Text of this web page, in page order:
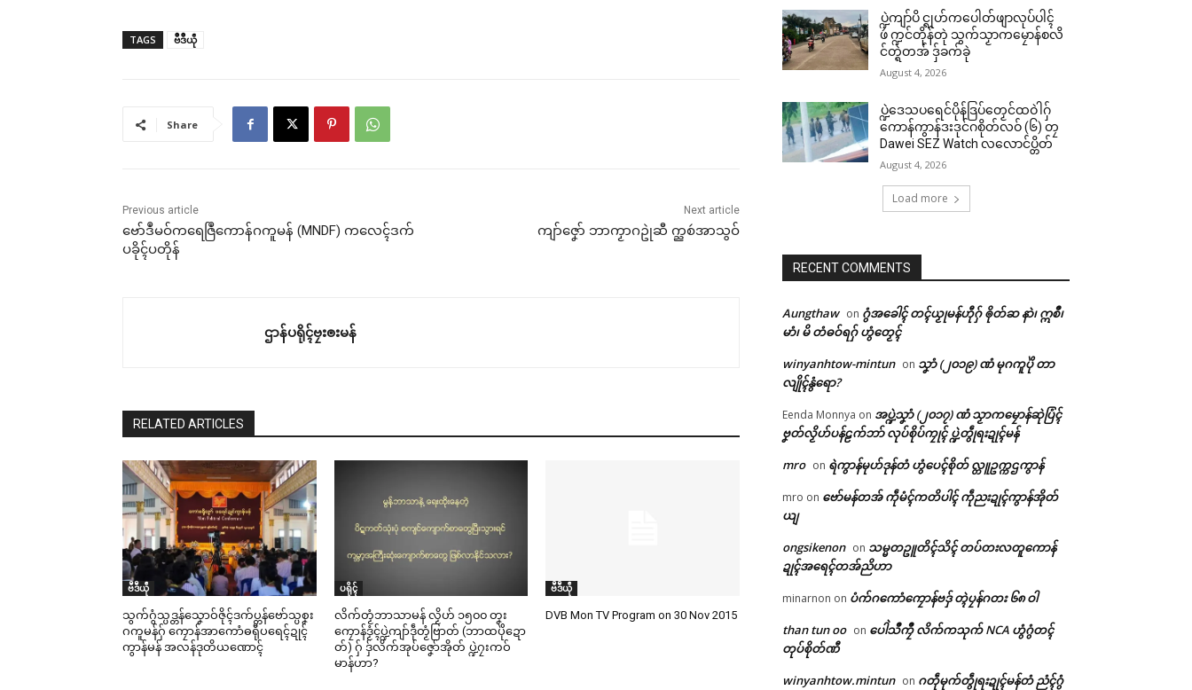
TAGS ဗဳဒဳယဵု
Share
Previous article
ဗော်ဒဳမဝ်ကရေဇြဳကောန်ဂကူမန် (MNDF) ကလေၚ်ဒက်
ပခိုၚ်ပတိုန်
Next article
ကျာ်ဇၞော် ဘာကၟာဂဥုဲဆီ က္ညစဴအာသွဝ်
ဌာန်ပရိုၚ်ဗၠးၜးမန်
RELATED ARTICLES
ဗဳဒဳယဵု
သွက်ဂွံသ္ပဒ္တန်သၞောဝ်ဇိုၚ်ဒက်ပ္တန်ဗော်သ္ပစၞး
ဂကူမန်ဂှ် ကၠောန်အာကောံဓရီုပရေၚ်ဍုၚ်
ကွာန်မန် အလန်ဒုတိယဏောၚ်
ပရိုၚ်
လိက်တၟံဘာသာမန် လၟိဟ် ၁၅၀၀ တၞး
ကၠောန်ဒၟံၚ်ပ္ဍဲကျာ်ဒဵုတၟံဗြာတ် (ဘာထပိုဲဍော
တ်) ဂှ် ဒှ်လိက်အုပ်ဇၞော်အိုတ် ပ္ဍဲဂၠးကဝ်
မာန်ဟာ?
ဗဳဒဳယဵု
DVB Mon TV Program on 30 Nov 2015
ပ္ဍဲကျာ်ပိ င္ရုဟ်ကပေါတ်ဖျာလုပ်ပါၚ်
ဖဴ က္ဍင်တိုန်တုဲ သွက်သၟာကမၠောန်စလိ
င်တ္ရဲတအ် ဒှ်ခက်ခုဲ
August 4, 2026
ပ္ဍဲဒေသပရေင်ပိုန်ဒြပ်တၟေင်ထဝဲါဂှ်
ကောန်ကွာန်ဒးဒုင်ဂစိုတ်လဝ် (၆) တၠ
Dawei SEZ Watch လလောင်ပ္တိတ်
August 4, 2026
Load more
RECENT COMMENTS
Aungthaw on ဂွံအခေါၚ် တၚ်ယၟုမန်ဟီုဂှ် ၜိုတ်ဆ နာဲ၊ ဣစဳ၊
မာံ၊ မိ တံဓဝ်ရဂှ် ဟွံတၟေၚ်
winyanhtow-mintun on သၞာံ (၂၀၁၉) ဏံ မုဂကူပိုဲ တာ
လျိုၚ်နွံရော?
Eenda Monnya on အပ္ဍဲသၞာံ (၂၀၁၇) ဏံ သၟာကမၠောန်ဆုဲပြံၚ်
ဗၞတ်လၟိဟ်ပန်ဠက်ဘာ် လုပ်စိုပ်ကၠုၚ် ပ္ဍဲတွဵုရးဍုၚ်မန်
mro on ရဲကွာန်မုဟ်ဒုန်တံ ဟွံပေၚ်စိုတ် လ္တူဥက္ကဌကွာန်
mro on ဗော်မန်တအ် ကဵုမံၚ်ကတိပါၚ် ကဵုညးဍုၚ်ကွာန်အိုတ်
ယျ
ongsikenon on သမ္မတဥူတိၚ်သိၚ် တပ်တးလတူကောန်
ဍုၚ်အရေၚ်တအ်ညိဟာ
minarnon on ပံက်ဂကောံကၠောန်ဗဒှ် တ္ၚဲပၠန်ဂတး ၆၈ ဝါ
than tun oo on ပေါဲသဳကၠဳ လိက်ကသုက် NCA ဟွံဂွံတၚ်
တုပ်စိုတ်ဏီ
winyanhtow.mintun on ဂတဵုမုက်တွဵုရးဍုၚ်မန်တံ ညံၚ်ဂွံ